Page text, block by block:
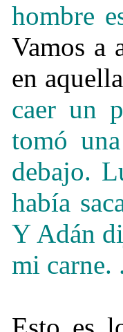
hombre
Vamos a
en
caer un
tomó
debajo.
había
Y Adán
mi carne.